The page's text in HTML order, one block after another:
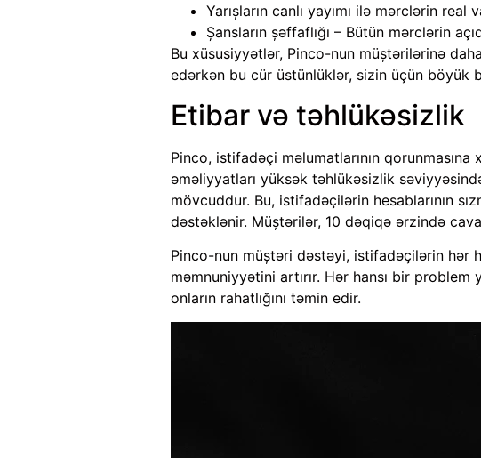
Yarışların canlı yayımı ilə mərclərin
Şansların şəffaflığı – Bütün mərclərin
Bu xüsusiyyətlər, Pinco-nun müştərilərinə
edərkən bu cür üstünlüklər, sizin üçün böyük
Etibar və təhlükəsizlik
Pinco, istifadəçi məlumatlarının
əməliyyatları yüksək təhlükəsizlik
mövcuddur. Bu, istifadəçilərin hesablarının
dəstəklənir. Müştərilər, 10 dəqiqə ərzində
Pinco-nun müştəri dəstəyi, istifadəçilərin hər
məmnuniyyətini artırır. Hər hansı bir
onların rahatlığını təmin edir.